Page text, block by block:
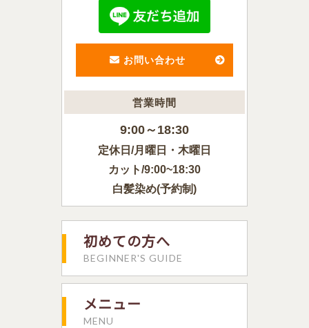
お問い合わせ
営業時間
9:00～18:30
定休日/月曜日・木曜日
カット/9:00~18:30
白髪染め(予約制)
初めての方へ
BEGINNER'S GUIDE
メニュー
MENU